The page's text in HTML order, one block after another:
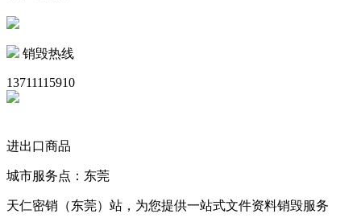
销毁热线
13711115910
进出口商品
城市服务点：东莞
天仁密销（东莞）站，为您提供一站式文件资料销毁服务